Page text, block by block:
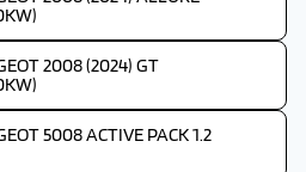
2008 (2024) GT
5008 ACTIVE PACK 1.2